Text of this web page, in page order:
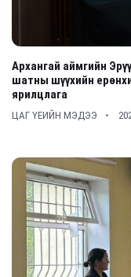
Архангай аймгийн
шатны шүүхийн
ярилцлага
ЦАГ ҮЕИЙН МЭДЭЭ